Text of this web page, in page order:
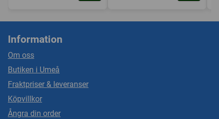
Information
Om oss
Butiken i Umeå
Fraktpriser & leveranser
Köpvillkor
Ångra din order